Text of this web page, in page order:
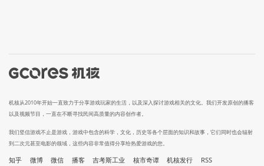
机核从2010年开始一直致力于分享游戏玩家的生活，以及深入探讨游戏相关的文化。我们开发原创的播客
以及视频节目，一直在不断寻找民间高质量的内容创作者。
我们坚信游戏不止是游戏，游戏中包含的科学，文化，历史等各个层面的知识和故事，它们同时也会辐射
到二次元甚至电影的领域，这些内容非常值得分享给热爱游戏的您。
知乎 微博 微信 播客 吉考斯工业 核市奇谭 机核发行 RSS